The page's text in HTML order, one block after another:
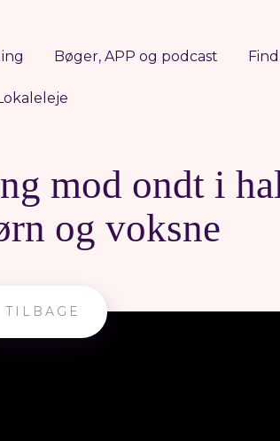
Bøger, APP og podcast
mod ondt i
og voksne
TILBAGE